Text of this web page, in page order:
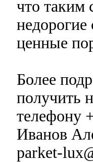
что таким
недорогие
ценные
Более
получить
телефону
Иванов
parket-